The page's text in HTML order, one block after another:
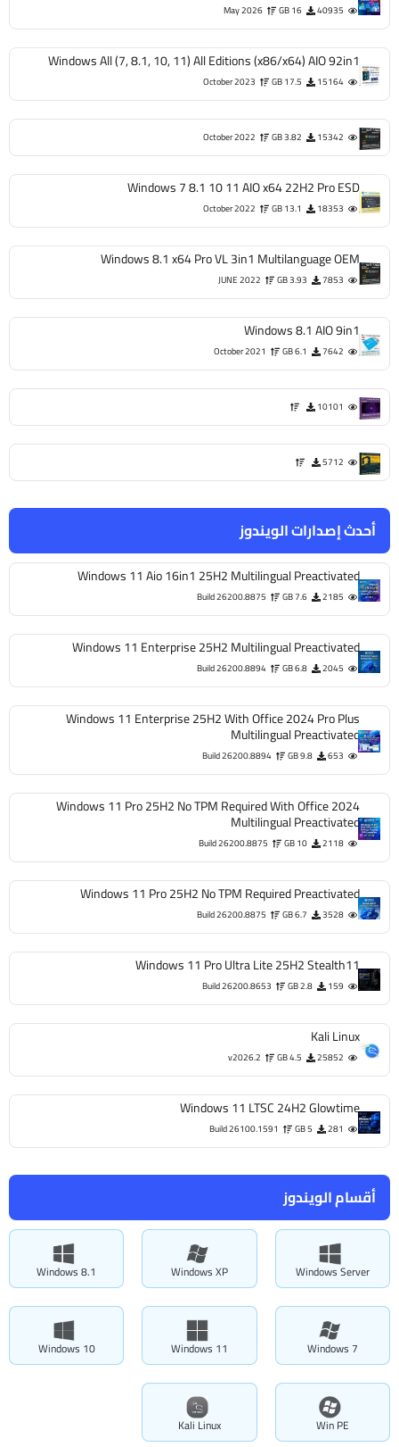
أقسام الويندوز
Windows Server
Windows XP
Windows 8.1
Windows 7
Windows 11
Windows 10
Win PE
Kali Linux
أحدث إصدارات الويندوز
Windows 11 Aio 16in1 25H2 Multilingual Preactivated
2185
7.6 GB
Build 26200.8875
Windows 11 Enterprise 25H2 Multilingual Preactivated
2045
6.8 GB
Build 26200.8894
Windows 11 Enterprise 25H2 With Office 2024 Pro Plus
Multilingual Preactivated
653
9.8 GB
Build 26200.8894
Windows 11 Pro 25H2 No TPM Required With Office 2024
Multilingual Preactivated
2118
10 GB
Build 26200.8875
Windows 11 Pro 25H2 No TPM Required Preactivated
3528
6.7 GB
Build 26200.8875
Windows 11 Pro Ultra Lite 25H2 Stealth11
159
2.8 GB
Build 26200.8653
Kali Linux
25852
4.5 GB
v2026.2
Windows 11 LTSC 24H2 Glowtime
281
5 GB
Build 26100.1591
40935
16 GB
May 2026
Windows All (7, 8.1, 10, 11) All Editions (x86/x64) AIO 92in1
15164
17.5 GB
October 2023
15342
3.82 GB
October 2022
Windows 7 8.1 10 11 AIO x64 22H2 Pro ESD
18353
13.1 GB
October 2022
Windows 8.1 x64 Pro VL 3in1 Multilanguage OEM
7853
3.93 GB
JUNE 2022
Windows 8.1 AIO 9in1
7642
6.1 GB
October 2021
10101
5712